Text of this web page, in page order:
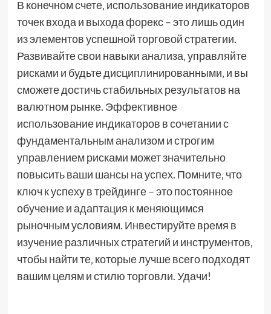
В конечном счете‚ использование индикаторов
точек входа и выхода форекс – это лишь один
из элементов успешной торговой стратегии.
Развивайте свои навыки анализа‚ управляйте
рисками и будьте дисциплинированными‚ и вы
сможете достичь стабильных результатов на
валютном рынке. Эффективное
использование индикаторов в сочетании с
фундаментальным анализом и строгим
управлением рисками может значительно
повысить ваши шансы на успех. Помните‚ что
ключ к успеху в трейдинге – это постоянное
обучение и адаптация к меняющимся
рыночным условиям. Инвестируйте время в
изучение различных стратегий и инструментов‚
чтобы найти те‚ которые лучше всего подходят
вашим целям и стилю торговли. Удачи!